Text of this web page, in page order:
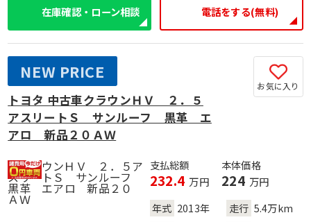
在庫確認・ローン相談 電話をする(無料)
お気に入り
NEW PRICE
トヨタ 中古車クラウンＨＶ ２．５
アスリートＳ サンルーフ 黒革 エ
アロ 新品２０ＡＷ
支払総額
232.4 万円
本体価格
224 万円
年式 2013年 走行 5.4万km